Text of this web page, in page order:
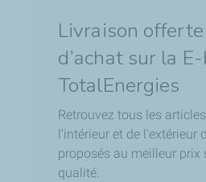
Livraison
d’achat sur la
TotalEnergies
Retrouvez tous les
l'intérieur et de l'extérieur
proposés au meilleur prix
qualité.